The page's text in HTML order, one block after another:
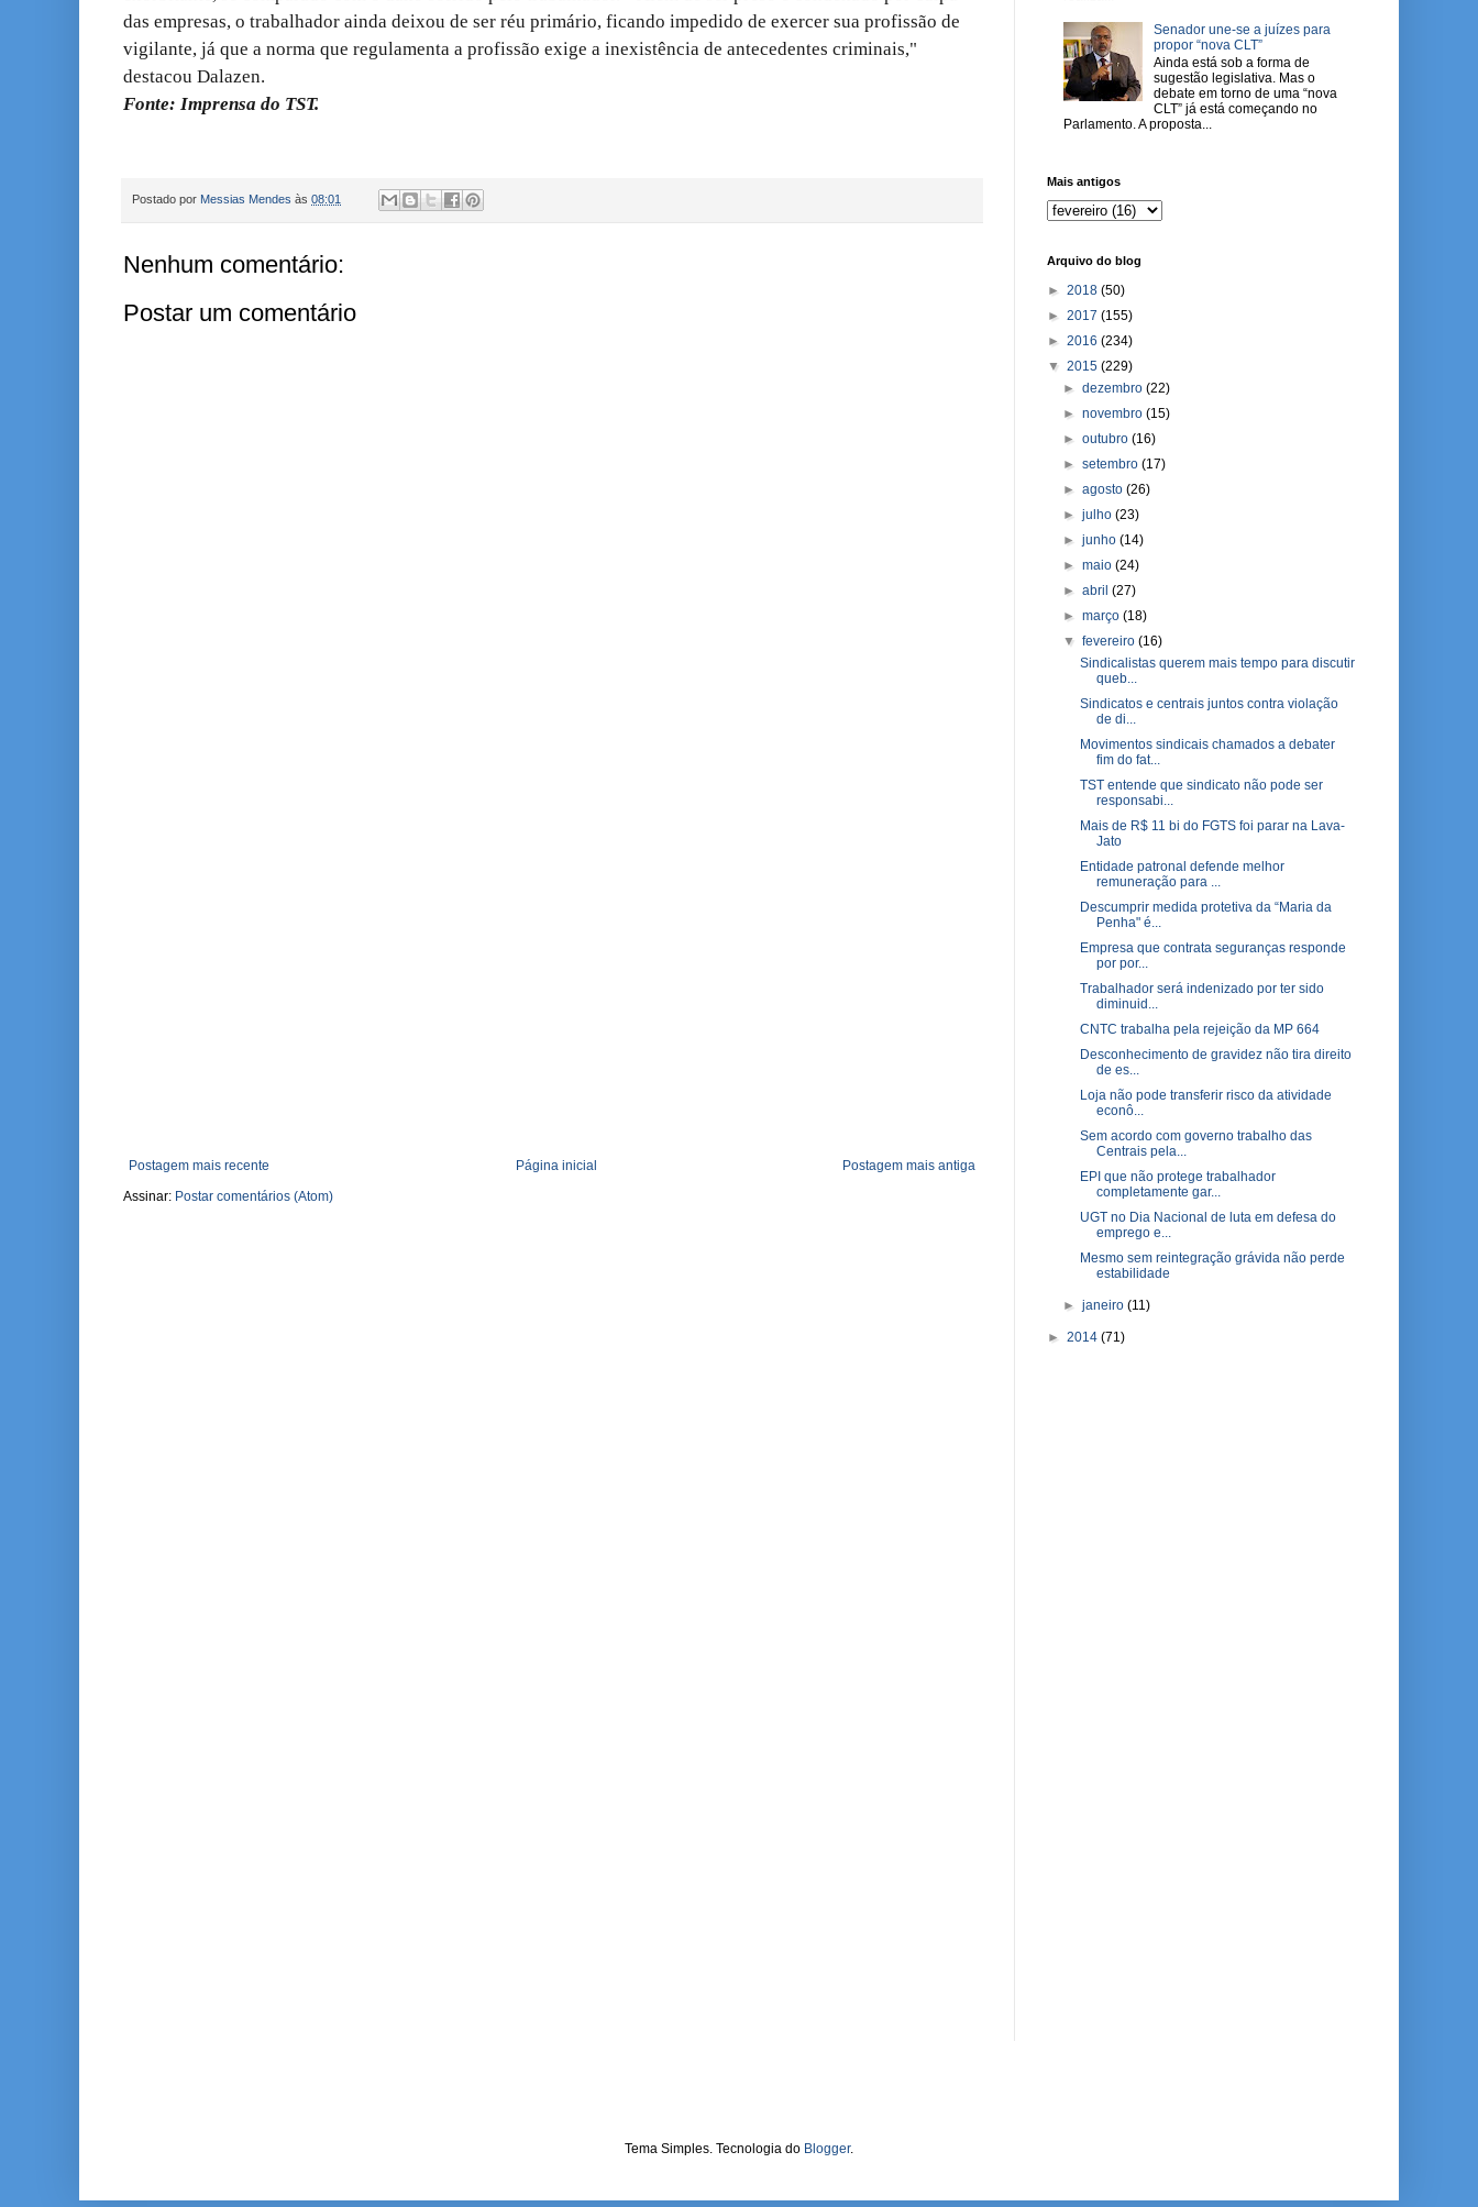
das empresas, o trabalhador ainda deixou de ser réu primário, ficando impedido de exercer sua profissão de
vigilante, já que a norma que regulamenta a profissão exige a inexistência de antecedentes criminais,"
destacou Dalazen.
Fonte: Imprensa do TST.
Postado por Messias Mendes às 08:01
Nenhum comentário:
Postar um comentário
Postagem mais recente Postagem mais antiga
Página inicial
Assinar: Postar comentários (Atom)
Senador une-se a juízes para
propor “nova CLT”
Ainda está sob a forma de
sugestão legislativa. Mas o
debate em torno de uma “nova
CLT” já está começando no
Parlamento. A proposta...
Mais antigos
Arquivo do blog
► 2018 (50)
► 2017 (155)
► 2016 (234)
▼ 2015 (229)
►dezembro(22)
►novembro(15)
►outubro(16)
►setembro(17)
►agosto(26)
►julho(23)
►junho(14)
►maio(24)
►abril(27)
►março(18)
▼fevereiro(16)
Sindicalistas querem mais tempo para discutir
queb...
Sindicatos e centrais juntos contra violação
de di...
Movimentos sindicais chamados a debater
fim do fat...
TST entende que sindicato não pode ser
responsabi...
Mais de R$ 11 bi do FGTS foi parar na Lava-
Jato
Entidade patronal defende melhor
remuneração para ...
Descumprir medida protetiva da “Maria da
Penha" é...
Empresa que contrata seguranças responde
por por...
Trabalhador será indenizado por ter sido
diminuid...
CNTC trabalha pela rejeição da MP 664
Desconhecimento de gravidez não tira direito
de es...
Loja não pode transferir risco da atividade
econô...
Sem acordo com governo trabalho das
Centrais pela...
EPI que não protege trabalhador
completamente gar...
UGT no Dia Nacional de luta em defesa do
emprego e...
Mesmo sem reintegração grávida não perde
estabilidade
►janeiro(11)
► 2014 (71)
Tema Simples. Tecnologia do Blogger.